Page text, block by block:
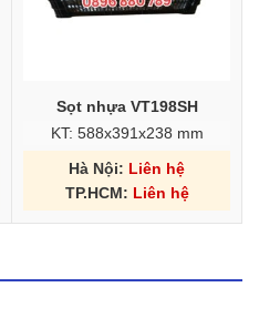
Sọt nhựa VT198SH
KT: 588x391x238 mm
Hà Nội: Liên hệ
TP.HCM: Liên hệ